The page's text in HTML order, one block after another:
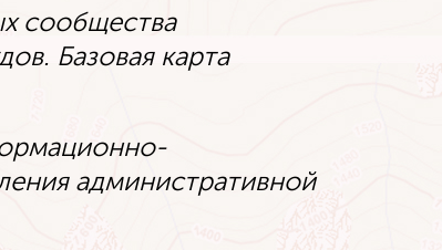
сообщества
Базовая карта
административной